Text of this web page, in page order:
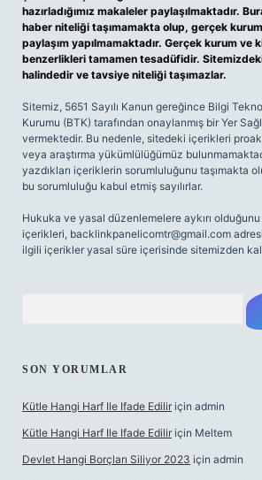
hazırladığımız makaleler paylaşılmaktadır.
haber niteliği taşımamakta olup, gerçek
paylaşım yapılmamaktadır. Gerçek kurum ve
benzerlikleri tamamen tesadüfidir.
halindedir ve tavsiye niteliği taşımazlar.
Sitemiz, 5651 Sayılı Kanun gereğince Bilgi
Kurumu (BTK) tarafından onaylanmış bir Yer
vermektedir. Bu nedenle, sitedeki içerikleri
veya araştırma yükümlülüğümüz
yazdıkları içeriklerin sorumluluğunu taşımakta
bu sorumluluğu kabul etmiş sayılırlar.
Hukuka ve yasal düzenlemelere aykırı
içerikleri, backlinkpanelicomtr@gmail.com
ilgili içerikler yasal süre içerisinde sitemizden
SON YORUMLAR
Kütle Hangi Harf Ile Ifade Edilir için admin
Kütle Hangi Harf Ile Ifade Edilir için Meltem
Devlet Hangi Borçları Siliyor 2023 için admin